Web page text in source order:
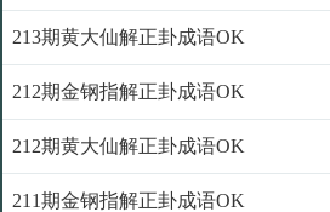
213期黄大仙解正卦成语OK
212期金钢指解正卦成语OK
212期黄大仙解正卦成语OK
211期金钢指解正卦成语OK